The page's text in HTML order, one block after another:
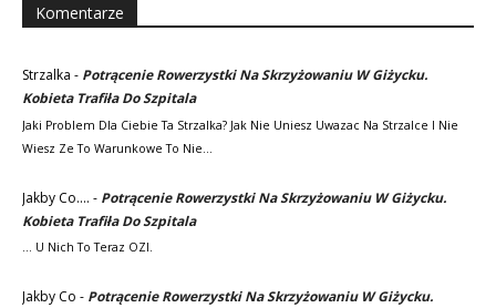
Komentarze
Strzalka - Potrącenie Rowerzystki Na Skrzyżowaniu W Giżycku.
Kobieta Trafiła Do Szpitala
Jaki Problem Dla Ciebie Ta Strzalka? Jak Nie Uniesz Uwazac Na Strzalce I Nie
Wiesz Ze To Warunkowe To Nie…
Jakby Co.... - Potrącenie Rowerzystki Na Skrzyżowaniu W Giżycku.
Kobieta Trafiła Do Szpitala
... U Nich To Teraz OZI.
Jakby Co - Potrącenie Rowerzystki Na Skrzyżowaniu W Giżycku.